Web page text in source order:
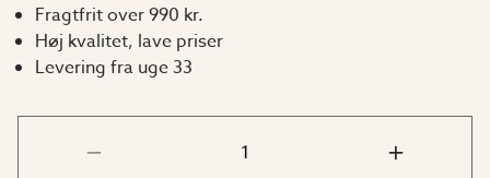
Fragtfrit over 990 kr.
Høj kvalitet, lave priser
Levering fra uge 33